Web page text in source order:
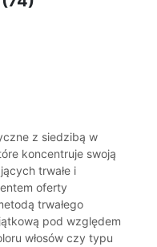
z siedzibą w
koncentruje swoją
trwałe i
oferty
trwałego
pod względem
włosów czy typu